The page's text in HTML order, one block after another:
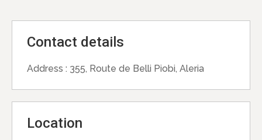
Contact details
Address : 355, Route de Belli Piobi, Aleria
Location